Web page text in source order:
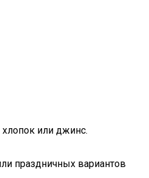
или джинс.
праздничных вариантов